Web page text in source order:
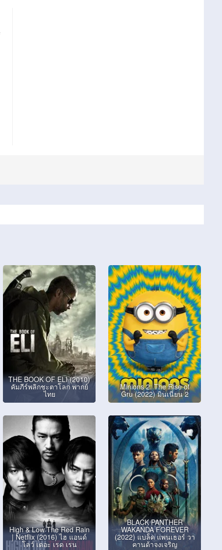
THE BOOK OF ELI (2010)
คัมภีร์พลิกชะตาโลก พากย์
ไทย
Minions 2: The Rise of
Gru (2022) มินเนี่ยน 2
High & Low The Red Rain
| Netflix (2016) ไฮ แอนด์
โลว์ เดอะ เรด เรน
BLACK PANTHER
WAKANDA FOREVER
(2022) แบล็ค แพนเธอร์ วา
คานด้าจงเจริญ